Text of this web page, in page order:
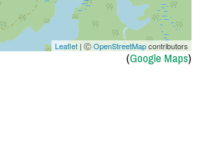
Leaflet| ⒸOpenStreetMapcontributors
(Google Maps)